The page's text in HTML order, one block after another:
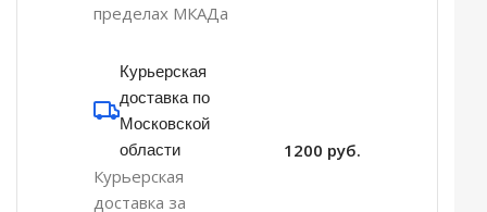
пределах МКАДа
Курьерская
доставка по
Московской
области
Курьерская
доставка за
1200 руб.